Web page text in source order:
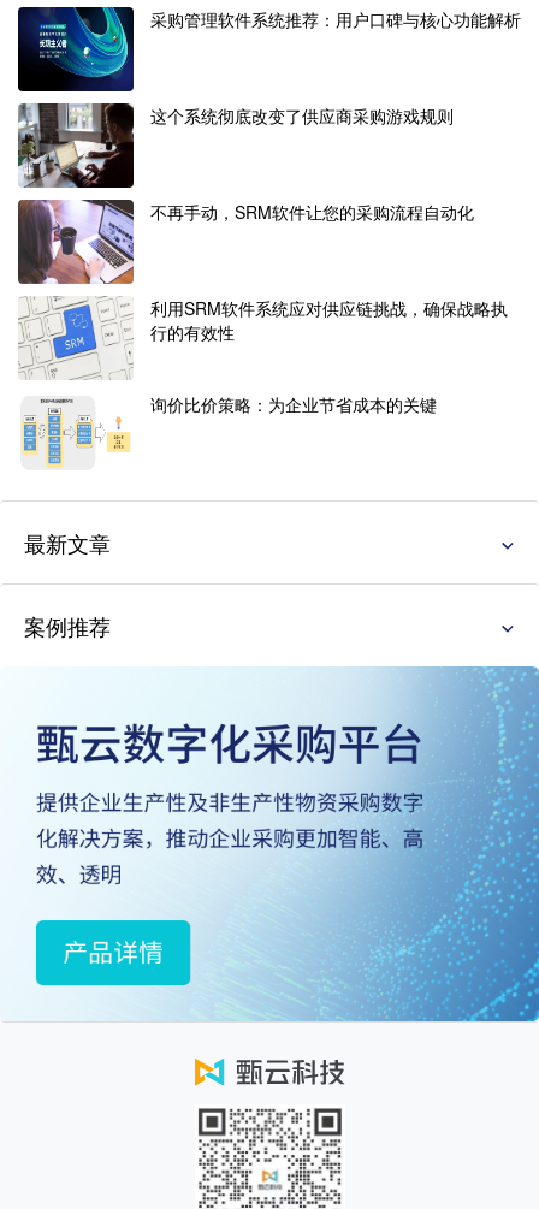
采购管理软件系统推荐：用户口碑与核心功能解析
这个系统彻底改变了供应商采购游戏规则
不再手动，SRM软件让您的采购流程自动化
利用SRM软件系统应对供应链挑战，确保战略执
行的有效性
询价比价策略：为企业节省成本的关键
最新文章
案例推荐